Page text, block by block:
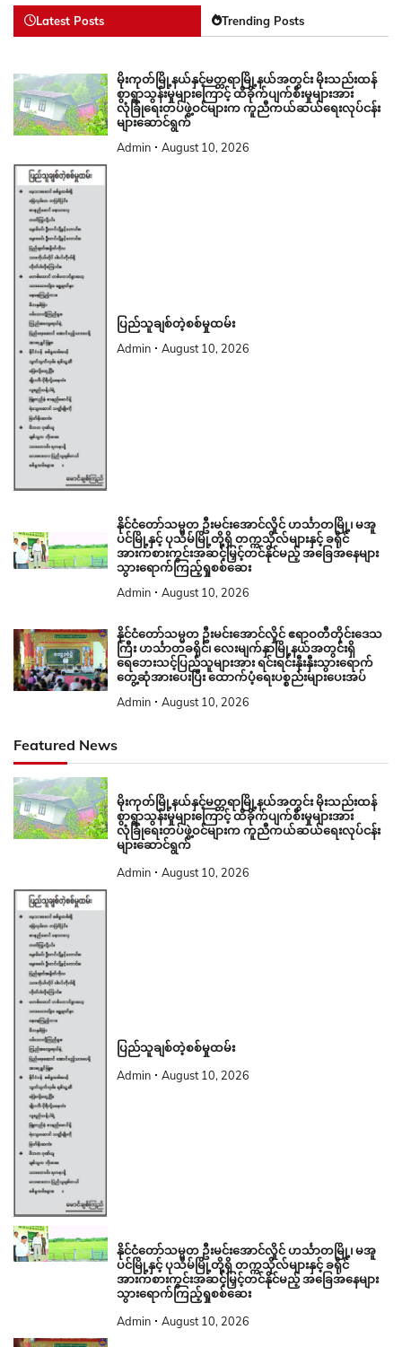
Latest Posts Trending Posts
မိုးကုတ်မြို့နယ်နှင့်မတ္တရာမြို့နယ်အတွင်း မိုးသည်းထန်
စွာရွာသွန်းမှုများကြောင့် ထိခိုက်ပျက်စီးမှုများအား
လုံခြုံရေးတပ်ဖွဲ့ဝင်များက ကူညီကယ်ဆယ်ရေးလုပ်ငန်း
များဆောင်ရွက်
Admin August 10, 2026
ပြည်သူချစ်တဲ့စစ်မှုထမ်း
Admin August 10, 2026
နိုင်ငံတော်သမ္မတ ဦးမင်းအောင်လှိုင် ဟင်္သာတမြို့၊ မအူ
ပင်မြို့နှင့် ပုသိမ်မြို့တို့ရှိ တက္ကသိုလ်များနှင့် ခရိုင်
အားကစားကွင်းအဆင့်မြှင့်တင်နိုင်မည့် အခြေအနေများ
သွားရောက်ကြည့်ရှုစစ်ဆေး
Admin August 10, 2026
နိုင်ငံတော်သမ္မတ ဦးမင်းအောင်လှိုင် ဧရာဝတီတိုင်းဒေသ
ကြီး ဟင်္သာတခရိုင်၊ လေးမျက်နှာမြို့နယ်အတွင်းရှိ
ရေဘေးသင့်ပြည်သူများအား ရင်းရင်းနှီးနှီးသွားရောက်
တွေ့ဆုံအားပေးပြီး ထောက်ပံ့ရေးပစ္စည်းများပေးအပ်
Admin August 10, 2026
Featured News
မိုးကုတ်မြို့နယ်နှင့်မတ္တရာမြို့နယ်အတွင်း မိုးသည်းထန်
စွာရွာသွန်းမှုများကြောင့် ထိခိုက်ပျက်စီးမှုများအား
လုံခြုံရေးတပ်ဖွဲ့ဝင်များက ကူညီကယ်ဆယ်ရေးလုပ်ငန်း
များဆောင်ရွက်
Admin August 10, 2026
ပြည်သူချစ်တဲ့စစ်မှုထမ်း
Admin August 10, 2026
နိုင်ငံတော်သမ္မတ ဦးမင်းအောင်လှိုင် ဟင်္သာတမြို့၊ မအူ
ပင်မြို့နှင့် ပုသိမ်မြို့တို့ရှိ တက္ကသိုလ်များနှင့် ခရိုင်
အားကစားကွင်းအဆင့်မြှင့်တင်နိုင်မည့် အခြေအနေများ
သွားရောက်ကြည့်ရှုစစ်ဆေး
Admin August 10, 2026